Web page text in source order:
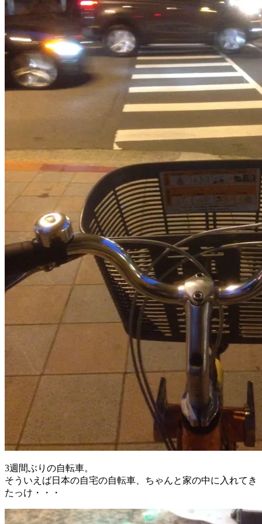
3週間ぶりの自転車。
そういえば日本の自宅の自転車、ちゃんと家の中に入れてき
たっけ・・・